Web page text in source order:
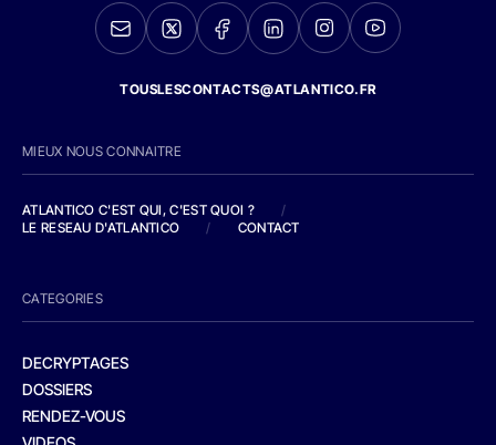
TOUSLESCONTACTS@ATLANTICO.FR
MIEUX NOUS CONNAITRE
ATLANTICO C'EST QUI, C'EST QUOI ?
/
LE RESEAU D'ATLANTICO
/ CONTACT
CATEGORIES
DECRYPTAGES
DOSSIERS
RENDEZ-VOUS